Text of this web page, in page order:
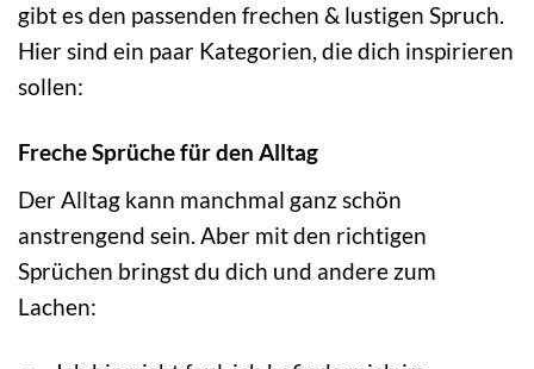
gibt es den passenden frechen & lustigen Spruch.
Hier sind ein paar Kategorien, die dich inspirieren
sollen:
Freche Sprüche für den Alltag
Der Alltag kann manchmal ganz schön
anstrengend sein. Aber mit den richtigen
Sprüchen bringst du dich und andere zum
Lachen: